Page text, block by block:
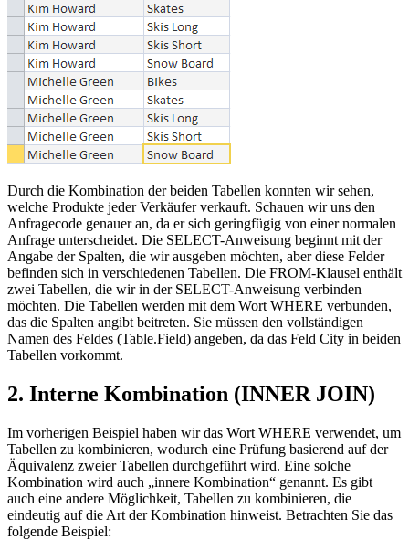
Durch die Kombination der beiden Tabellen konnten wir sehen,
welche Produkte jeder Verkäufer verkauft. Schauen wir uns den
Anfragecode genauer an, da er sich geringfügig von einer normalen
Anfrage unterscheidet. Die SELECT-Anweisung beginnt mit der
Angabe der Spalten, die wir ausgeben möchten, aber diese Felder
befinden sich in verschiedenen Tabellen. Die FROM-Klausel enthält
zwei Tabellen, die wir in der SELECT-Anweisung verbinden
möchten. Die Tabellen werden mit dem Wort WHERE verbunden,
das die Spalten angibt beitreten. Sie müssen den vollständigen
Namen des Feldes (Table.Field) angeben, da das Feld City in beiden
Tabellen vorkommt.
2. Interne Kombination (INNER JOIN)
Im vorherigen Beispiel haben wir das Wort WHERE verwendet, um
Tabellen zu kombinieren, wodurch eine Prüfung basierend auf der
Äquivalenz zweier Tabellen durchgeführt wird. Eine solche
Kombination wird auch „innere Kombination“ genannt. Es gibt
auch eine andere Möglichkeit, Tabellen zu kombinieren, die
eindeutig auf die Art der Kombination hinweist. Betrachten Sie das
folgende Beispiel: